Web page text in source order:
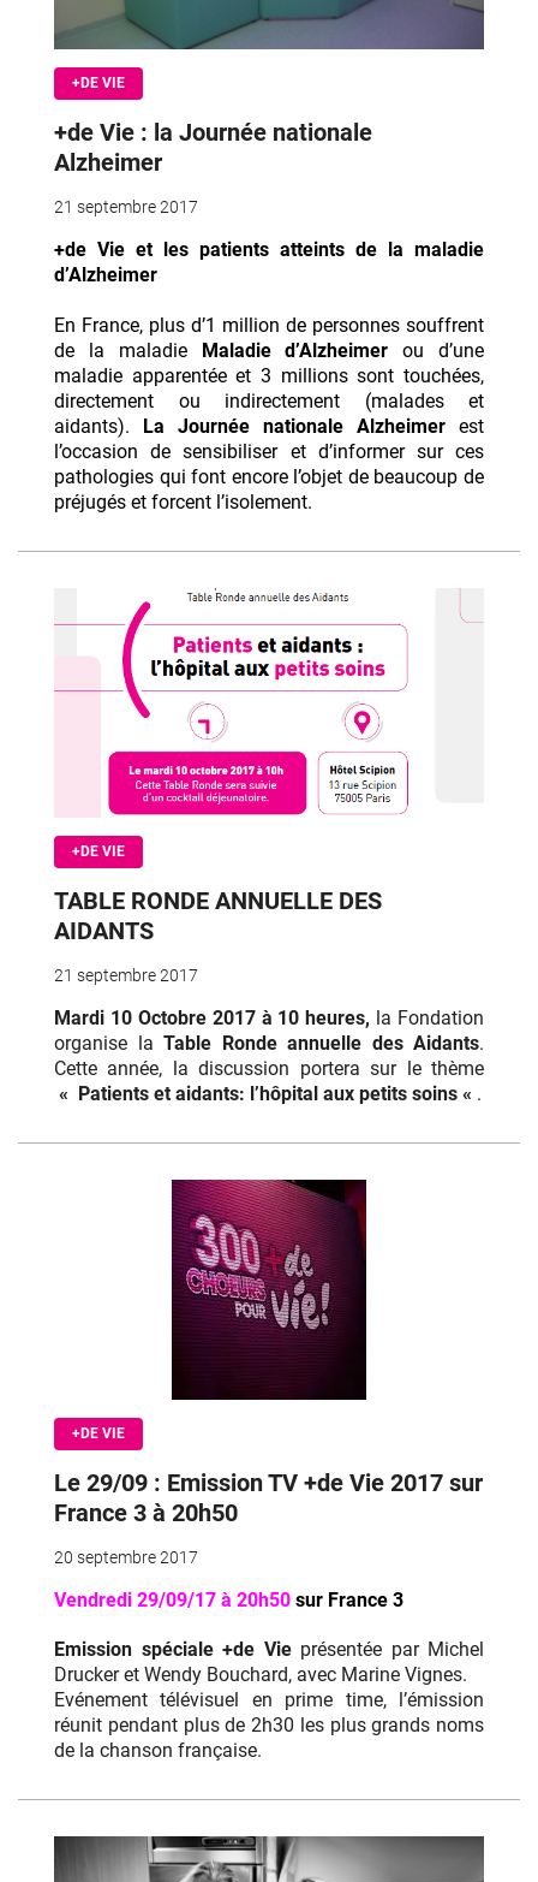
+DE VIE
+de Vie : la Journée nationale
Alzheimer
21 septembre 2017
+de Vie et les patients atteints de la maladie
d’Alzheimer
En France, plus d’1 million de personnes souffrent
de la maladie Maladie d’Alzheimer ou d’une
maladie apparentée et 3 millions sont touchées,
directement ou indirectement (malades et
aidants). La Journée nationale Alzheimer est
l’occasion de sensibiliser et d’informer sur ces
pathologies qui font encore l’objet de beaucoup de
préjugés et forcent l’isolement.
+DE VIE
TABLE RONDE ANNUELLE DES
AIDANTS
21 septembre 2017
Mardi 10 Octobre 2017 à 10 heures, la Fondation
organise la Table Ronde annuelle des Aidants.
Cette année, la discussion portera sur le thème
« Patients et aidants: l’hôpital aux petits soins « .
+DE VIE
Le 29/09 : Emission TV +de Vie 2017 sur
France 3 à 20h50
20 septembre 2017
Vendredi 29/09/17 à 20h50 sur France 3
Emission spéciale +de Vieprésentée par Michel
Drucker et Wendy Bouchard, avec Marine Vignes.
Evénement télévisuel en prime time, l’émission
réunit pendant plus de 2h30 les plus grands noms
de la chanson française.